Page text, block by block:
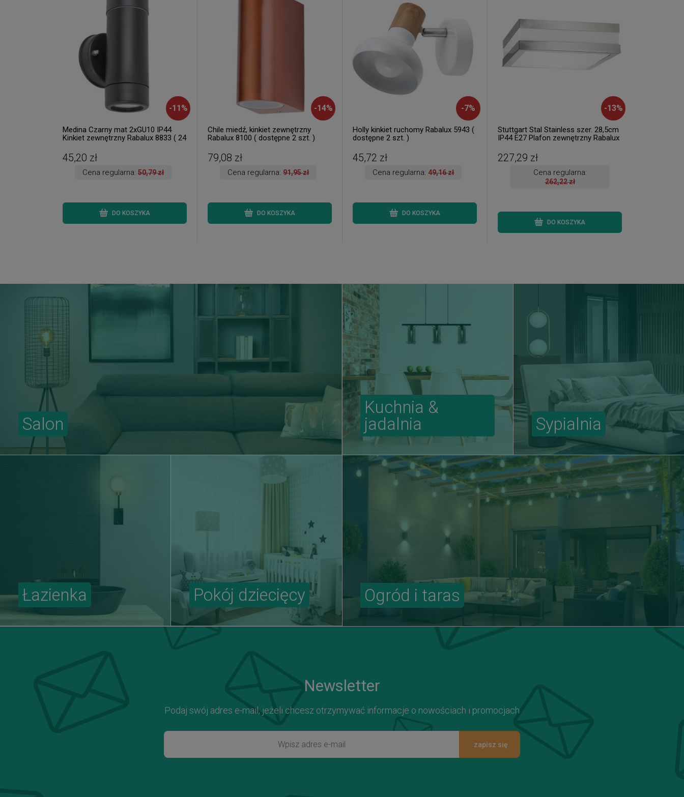
-11 %
Medina Czarny mat 2xGU10 IP44
Kinkiet zewnętrzny Rabalux 8833 ( 24
45,20 zł
Cena regularna:50,79 zł
DO KOSZYKA
-14%
Chile miedź, kinkiet zewnętrzny
Rabalux 8100 ( dostępne 2 szt. )
79,08 zł
Cena regularna:91,95 zł
DO KOSZYKA
-7%
Holly kinkiet ruchomy Rabalux 5943 (
dostępne 2 szt. )
45,72 zł
Cena regularna:49,16 zł
DO KOSZYKA
-13%
Stuttgart Stal Stainless szer. 28,5cm
IP44 E27 Plafon zewnętrzny Rabalux
Wysyłka 24 h. )
227,29 zł
Cena regularna:
262,22 zł
DO KOSZYKA
Salon
Kuchnia &
jadalnia
Sypialnia
Ogród i taras
Łazienka Pokój dziecięcy
Newsletter
Podaj swój adres e-mail, jeżeli chcesz otrzymywać informacje o nowościach i promocjach
zapisz się